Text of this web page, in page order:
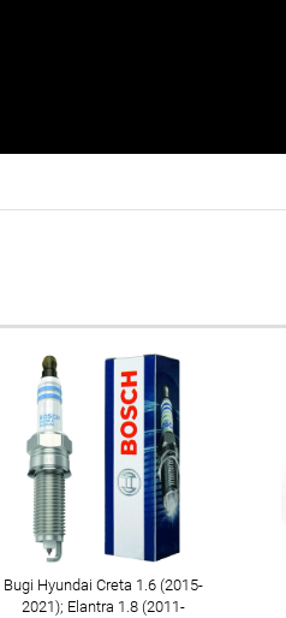
Bugi Hyundai Creta 1.6 (2015-
2021); Elantra 1.8 (2011-